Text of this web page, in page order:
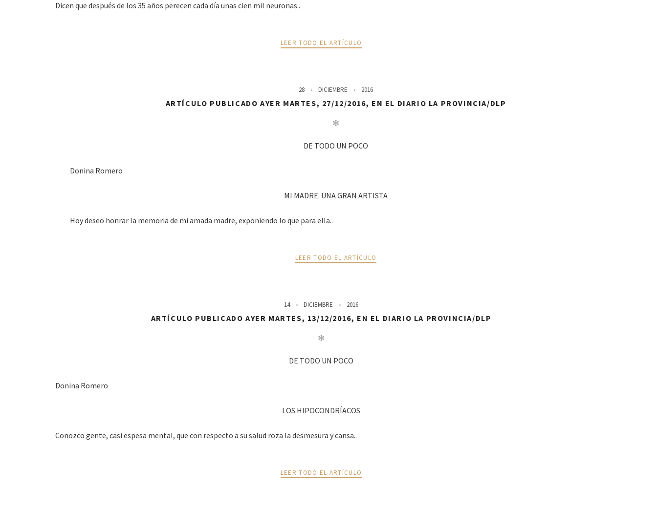
Dicen que después de los 35 años perecen cada día unas cien mil neuronas..
LEER TODO EL ARTÍCULO
28 DICIEMBRE 2016
ARTÍCULO PUBLICADO AYER MARTES, 27/12/2016, EN EL DIARIO LA PROVINCIA/DLP
✻
DE TODO UN POCO
Donina Romero
MI MADRE: UNA GRAN ARTISTA
Hoy deseo honrar la memoria de mi amada madre, exponiendo lo que para ella..
LEER TODO EL ARTÍCULO
14 DICIEMBRE 2016
ARTÍCULO PUBLICADO AYER MARTES, 13/12/2016, EN EL DIARIO LA PROVINCIA/DLP
✻
DE TODO UN POCO
Donina Romero
LOS HIPOCONDRÍACOS
Conozco gente, casi espesa mental, que con respecto a su salud roza la desmesura y cansa..
LEER TODO EL ARTÍCULO